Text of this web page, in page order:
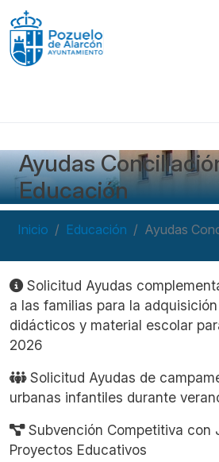
Pasar al contenido principal
Ayudas
Educación
Inicio Educación Ayudas
Navegación
Solicitud Ayudas
a las familias para la
didácticos y material escolar
2026
Solicitud Ayudas de
urbanas infantiles durante
Subvención Competitiva con
Proyectos Educativos